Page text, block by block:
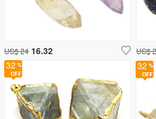
32
32
US$ 24 16.32 US$